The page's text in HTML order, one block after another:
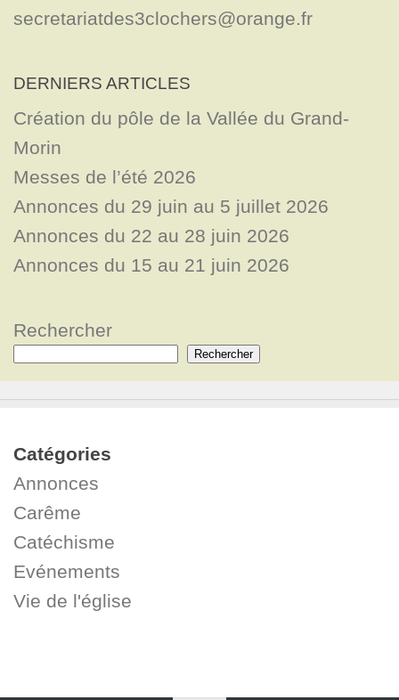
secretariatdes3clochers@orange.fr
DERNIERS ARTICLES
Création du pôle de la Vallée du Grand-
Morin
Messes de l’été 2026
Annonces du 29 juin au 5 juillet 2026
Annonces du 22 au 28 juin 2026
Annonces du 15 au 21 juin 2026
Rechercher
Rechercher
Catégories
Annonces
Carême
Catéchisme
Evénements
Vie de l'église